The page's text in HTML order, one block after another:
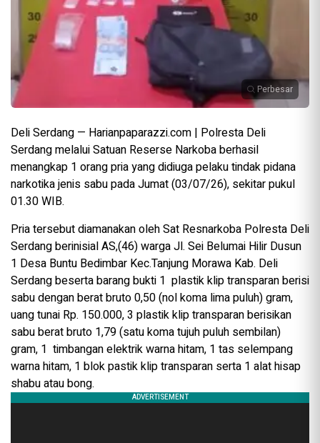
Perbesar
Deli Serdang — Harianpaparazzi.com | Polresta Deli
Serdang melalui Satuan Reserse Narkoba berhasil
menangkap 1 orang pria yang didiuga pelaku tindak pidana
narkotika jenis sabu pada Jumat (03/07/26), sekitar pukul
01.30 WIB.
Pria tersebut diamanakan oleh Sat Resnarkoba Polresta Deli
Serdang berinisial AS,(46) warga Jl. Sei Belumai Hilir Dusun
1 Desa Buntu Bedimbar Kec.Tanjung Morawa Kab. Deli
Serdang beserta barang bukti 1 plastik klip transparan berisi
sabu dengan berat bruto 0,50 (nol koma lima puluh) gram,
uang tunai Rp. 150.000, 3 plastik klip transparan berisikan
sabu berat bruto 1,79 (satu koma tujuh puluh sembilan)
gram, 1 timbangan elektrik warna hitam, 1 tas selempang
warna hitam, 1 blok pastik klip transparan serta 1 alat hisap
shabu atau bong.